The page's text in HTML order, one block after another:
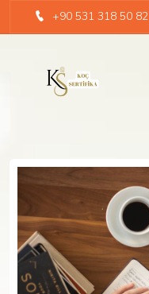
+90 531 318 50 82